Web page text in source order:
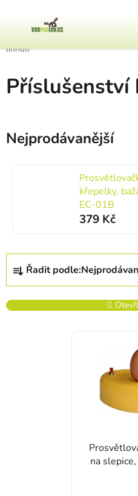
Domů
líhnutí
Nejprodávanější
křepelky,
EC-01B
379 Kč
Řazení produktů
Řadit podle:
na